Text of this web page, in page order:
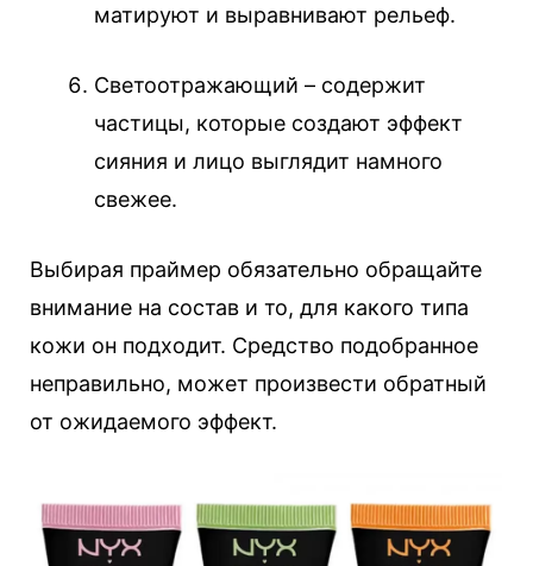
матируют и выравнивают рельеф.
Светоотражающий – содержит
частицы, которые создают эффект
сияния и лицо выглядит намного
свежее.
Выбирая праймер обязательно обращайте
внимание на состав и то, для какого типа
кожи он подходит. Средство подобранное
неправильно, может произвести обратный
от ожидаемого эффект.